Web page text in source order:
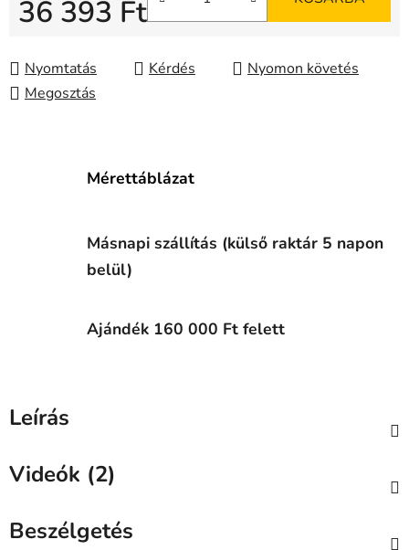
36 393 Ft
Nyomtatás Kérdés
Nyomon követés
Megosztás
Mérettáblázat
Másnapi szállítás (külső raktár 5 napon
belül)
Ajándék 160 000 Ft felett
Leírás
Videók (2)
Beszélgetés